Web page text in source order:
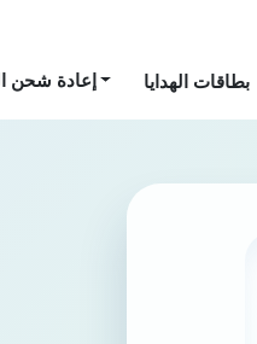
إعادة شحن بطاقات الهدايا